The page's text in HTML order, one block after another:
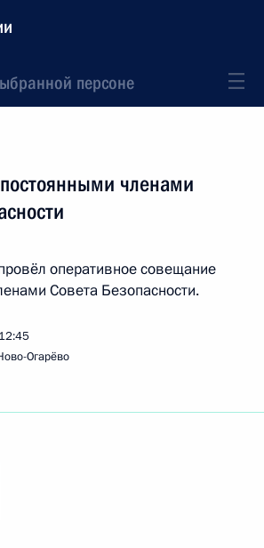
персоне
членами
оперативное совещание
Совета Безопасности.
12:45
Огарёво